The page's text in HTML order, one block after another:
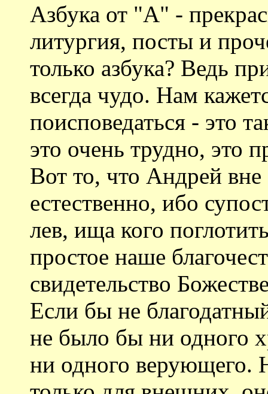
Азбука от "А" -
литургия, посты и
только азбука? Ведь
всегда чудо. Нам
поисповедаться - это
это очень трудно, это
Вот то, что Андрей
естественно, ибо
лев, ища кого
простое наше
свидетельство
Если бы не
не было бы ни одного
ни одного верующего.